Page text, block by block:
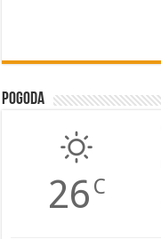
Pogoda
26 C